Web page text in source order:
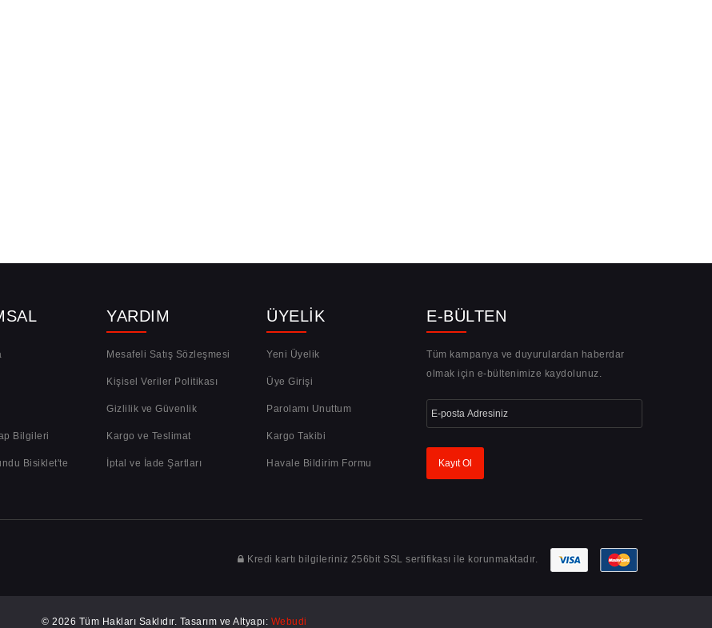
Bilgileri
Bisiklet'te
YARDIM
Mesafeli Satış Sözleşmesi
Kişisel Veriler Politikası
Gizlilik ve Güvenlik
Kargo ve Teslimat
İptal ve İade Şartları
ÜYELIK
Yeni Üyelik
Üye Girişi
Parolamı Unuttum
Kargo Takibi
Havale Bildirim Formu
E-BÜLTEN
Tüm kampanya ve duyurulardan haberdar
olmak için e-bültenimize kaydolunuz.
Kayıt Ol
Kredi kartı bilgileriniz 256bit SSL sertifikası ile korunmaktadır.
© 2026 Tüm Hakları Saklıdır. Tasarım ve Altyapı: Webudi